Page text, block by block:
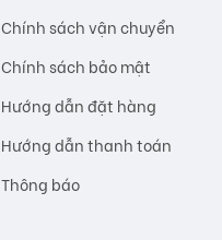
Chính sách vận chuyển
Chính sách bảo mật
Hướng dẫn đặt hàng
Hướng dẫn thanh toán
Thông báo